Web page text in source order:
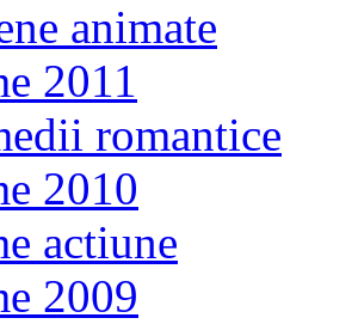
animate
2011
romantice
2010
actiune
2009